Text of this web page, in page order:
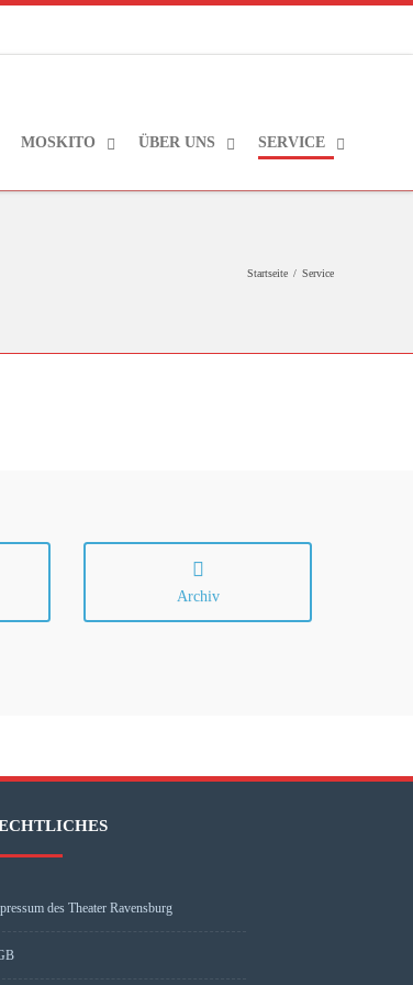
MOSKITO ÜBER UNS SERVICE
Startseite / Service
Archiv
des Theater Ravensburg